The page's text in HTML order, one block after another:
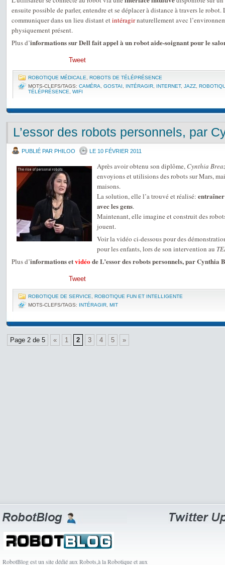
ensuite possible de parler, entendre et se déplacer à distance à travers le
communiquer dans un lieu distant etintéragirnaturellement avec
physiquement présent.
Plus d’informations sur Dell fait appel à un robot aide-soignant pour le
Tweet
ROBOTIQUE MÉDICALE
ROBOTS DE TÉLÉPRÉSENCE
MOTS-CLEFS/TAGS: CAMÉRA GOSTAI INTÉRAGIR INTERNET, JAZZ
TÉLÉPRÉSENCE
WIFI
L’essor des robots personnels, par
PUBLIÉ PAR PHILOO LE 10 FÉVRIER 2011
Après avoir obtenu son diplôme, Cynthia
envoyions et utilisions des robots sur Mars,
maisons.
La solution, elle l’a trouvé et réalisé:
avec les gens.
Maintenant, elle imagine et construit des
jouent.
Voir la vidéo ci-dessous pour des
pour les enfants, lors de son intervention au
Plus d’informations etvidéode L’essor des robots personnels, par Cynthia
Tweet
ROBOTIQUE DE SERVICE
ROBOTIQUE FUN ET INTELLIGENTE
MOTS-CLEFS/TAGS: INTÉRAGIR MIT
Page 2 de 5 « 1 2 3 4 5 »
RobotBlog est un site dédié aux Robots,à la Robotique et aux